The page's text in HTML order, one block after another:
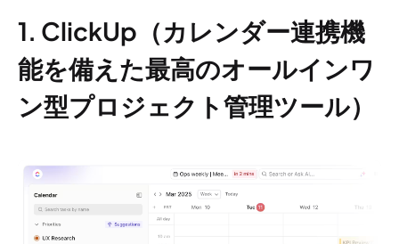
1. ClickUp（カレンダー連携機
能を備えた最高のオールインワ
ン型プロジェクト管理ツール）